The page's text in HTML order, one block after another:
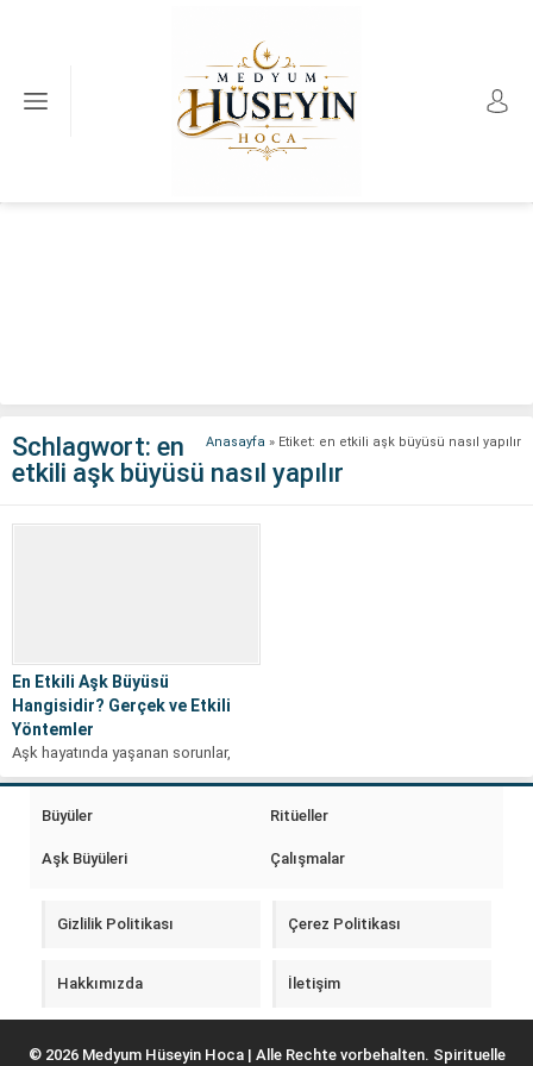
Anasayfa » Etiket: en etkili aşk büyüsü nasıl yapılır
Schlagwort: en
etkili aşk büyüsü nasıl yapılır
En Etkili Aşk Büyüsü
Hangisidir? Gerçek ve Etkili
Yöntemler
Aşk hayatında yaşanan sorunlar,
insanları zaman zaman farklı çözüm
kişiyi geri...
Büyüler Ritüeller
Aşk Büyüleri Çalışmalar
Gizlilik Politikası Çerez Politikası
Hakkımızda İletişim
© 2026 Medyum Hüseyin Hoca | Alle Rechte vorbehalten. Spirituelle